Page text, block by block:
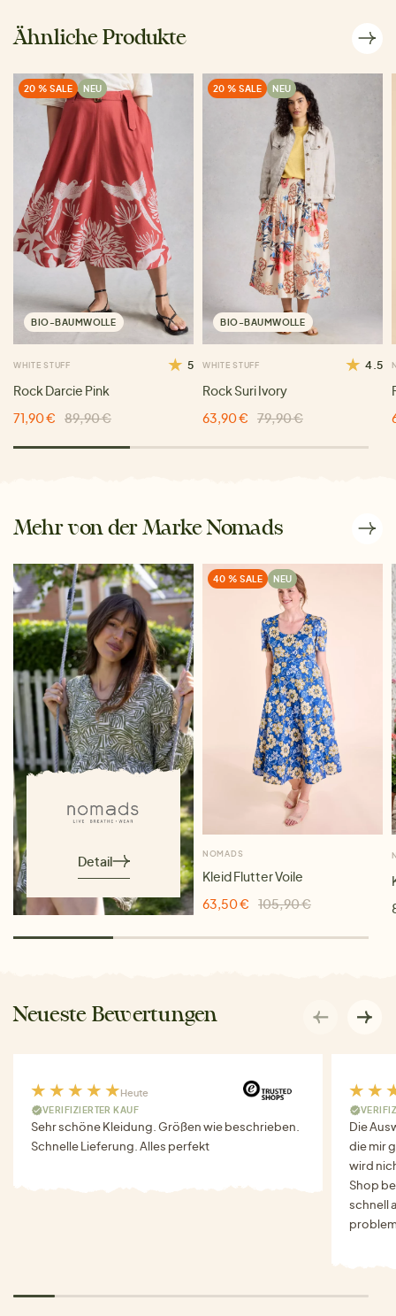
Ähnliche Produkte
20 % SALE NEU
BIO-BAUMWOLLE
WHITE STUFF 5
Rock Darcie Pink
71,90 €
89,90 €
20 % SALE NEU
BIO-BAUMWOLLE
WHITE STUFF 4.5
Rock Suri Ivory
63,90 €
79,90 €
Mehr von der Marke Nomads
Detail
40 % SALE NEU
NOMADS
Kleid Flutter Voile
63,50 €
105,90 €
Neueste Bewertungen
Heute
VERIFIZIERTER KAUF
Sehr schöne Kleidung. Größen wie beschrieben.
Schnelle Lieferung. Alles perfekt
Die
die mir
wird
Shop
schnell